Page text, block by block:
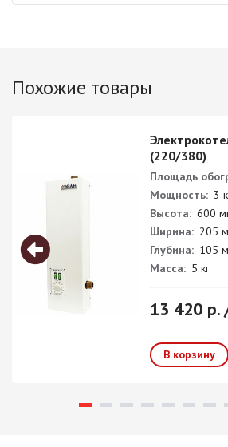
Похожие товары
(220/380)
Площадь
Мощность: 3
Высота: 600
Ширина: 205
Глубина: 105
Масса: 5 кг
13 420